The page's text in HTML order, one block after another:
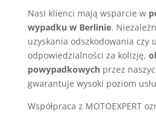
Nasi klienci mają wsparcie w
wypadku w Berlinie.
uzyskania odszkodowania czy
odpowiedzialności za kolizję,
powypadkowychprzez
gwarantuje wysoki poziom
Współpraca z MOTOEXPERT